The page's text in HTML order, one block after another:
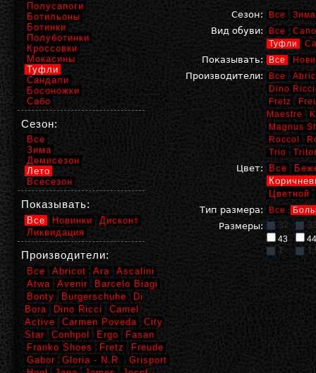
Сезон: Все Зима
Вид обуви: Все
Туфли
Показывать: Все
Производители: Все
Dino Ricci
Fretz
Maestre
Magnus
Roccol
Trio
Цвет: Все
Цветной
Тип размера:
Все
Размеры: 32
43
44
1
Полусапоги
Ботильоны
Ботинки
Полуботинки
Кроссовки
Мокасины
Туфли
Сандали
Босоножки
Сабо
Сезон:
Все
Зима
Демисезон
Лето
Всесезон
Показывать:
Все Новинки
Дисконт
Ликвидация
Производители:
Все Abricot Ara
Ascalini
Atwa
Avenir
Barcelo Biagi
Bonty
Burgerschuhe
Di
Bora
Dino Ricci
Camel
Active
Carmen Poveda
City
Star
Conhpol Ergo
Fasan
Franko Shoes
Fretz
Freude
Gabor
Gloria - N.R.
Grisport